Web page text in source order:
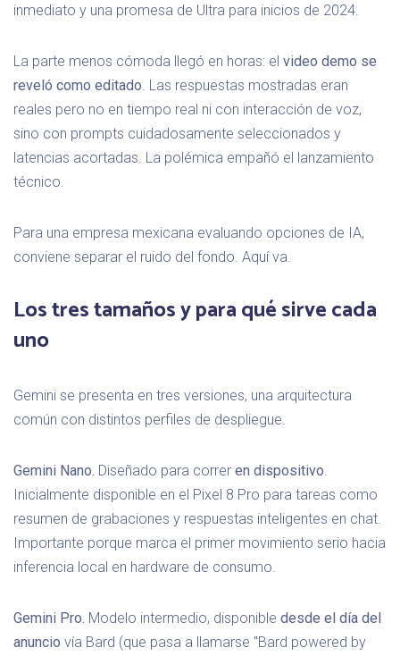
inmediato y una promesa de Ultra para inicios de 2024.
La parte menos cómoda llegó en horas: el video demo se
reveló como editado . Las respuestas mostradas eran
reales pero no en tiempo real ni con interacción de voz,
sino con prompts cuidadosamente seleccionados y
latencias acortadas. La polémica empañó el lanzamiento
técnico.
Para una empresa mexicana evaluando opciones de IA,
conviene separar el ruido del fondo. Aquí va.
Los tres tamaños y para qué sirve cada
uno
Gemini se presenta en tres versiones, una arquitectura
común con distintos perfiles de despliegue.
Gemini Nano. Diseñado para correr en dispositivo
Inicialmente disponible en el Pixel 8 Pro para tareas como
resumen de grabaciones y respuestas inteligentes en chat.
Importante porque marca el primer movimiento serio hacia
inferencia local en hardware de consumo.
Gemini Pro. Modelo intermedio, disponible desde el día del
anuncio vía Bard (que pasa a llamarse "Bard powered by